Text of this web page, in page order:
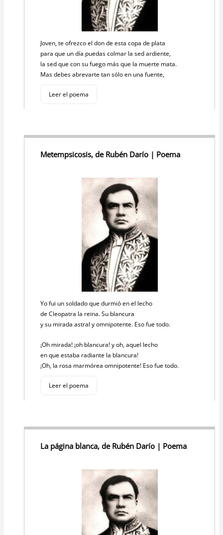
Joven, te ofrezco el don de esta copa de plata
para que un día puedas colmar la sed ardiente,
la sed que con su fuego más que la muerte mata.
Mas debes abrevarte tan sólo en una fuente,
Leer el poema
Metempsicosis, de Rubén Darío | Poema
Yo fui un soldado que durmió en el lecho
de Cleopatra la reina. Su blancura
y su mirada astral y omnipotente. Eso fue todo.
¡Oh mirada! ¡oh blancura! y oh, aquel lecho
en que estaba radiante la blancura!
¡Oh, la rosa marmórea omnipotente! Eso fue todo.
Leer el poema
La página blanca, de Rubén Darío | Poema